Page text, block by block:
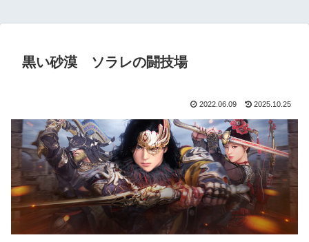
黒い砂漠 ソラレの闘技場
2022.06.09 2025.10.25